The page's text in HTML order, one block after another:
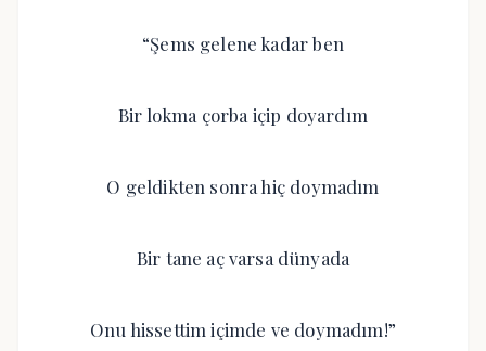
“Şems gelene kadar ben
Bir lokma çorba içip doyardım
O geldikten sonra hiç doymadım
Bir tane aç varsa dünyada
Onu hissettim içimde ve doymadım!”